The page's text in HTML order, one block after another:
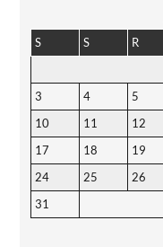
S
S R
3
4 5
10
11 12
17
18 19
24
25 26
31